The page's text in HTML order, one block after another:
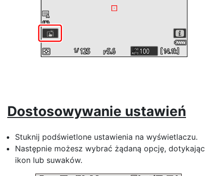
Dostosowywanie ustawień
Stuknij podświetlone ustawienia na wyświetlaczu.
Następnie możesz wybrać żądaną opcję, dotykając
ikon lub suwaków.